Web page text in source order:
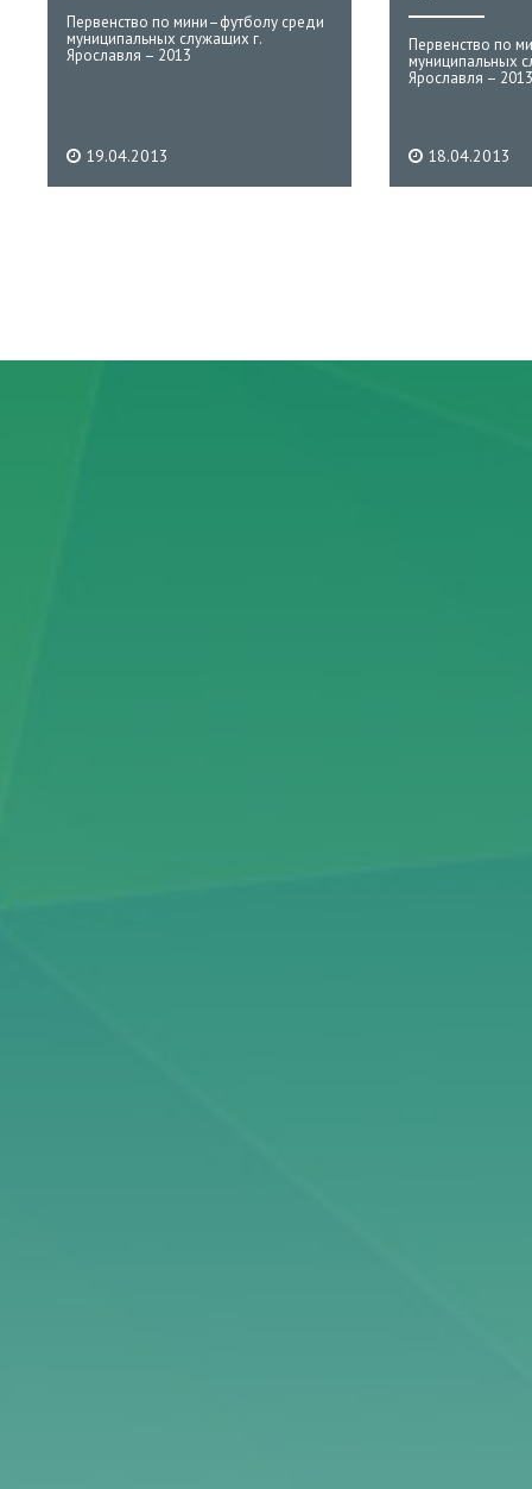
Первенство по мини–футболу среди
муниципальных служащих г.
Ярославля – 2013
19.04.2013
Первенство по
муниципальных
Ярославля – 2013
18.04.2013